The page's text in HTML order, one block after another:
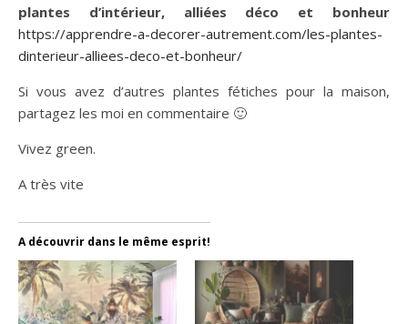
plantes d’intérieur, alliées déco et bonheur
https://apprendre-a-decorer-autrement.com/les-plantes-
dinterieur-alliees-deco-et-bonheur/
Si vous avez d’autres plantes fétiches pour la maison,
partagez les moi en commentaire 🙂
Vivez green.
A très vite
A découvrir dans le même esprit!